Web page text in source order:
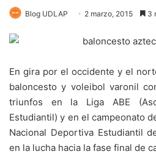
Blog UDLAP 2 marzo, 2015 3
En gira por el occidente y el
baloncesto y voleibol varonil
triunfos en la Liga ABE
Estudiantil) y en el campeonato
Nacional Deportiva Estudiantil
en la lucha hacia la fase final de